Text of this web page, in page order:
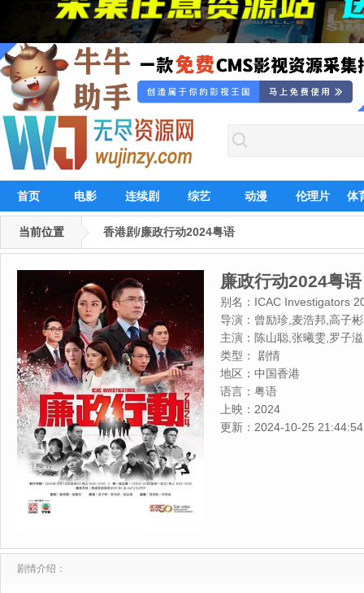
首页 电影 连续剧 综艺 动漫 伦理片 体
当前位置 香港剧/廉政行动2024粤语
廉政行动2024粤语
别名： ICAC Investigators
导演： 曾励珍,麦浩邦,高子
主演： 陈山聪,张曦雯,罗子
恩,罗天宇,容天佑,阮浩棕,谢
绍聪,黎泽恩,黄俊豪,罗雪妍,
莲
类型：
剧情
地区： 中国香港
语言： 粤语
上映： 2024
更新： 2024-10-25 21:44:54
剧情介绍：